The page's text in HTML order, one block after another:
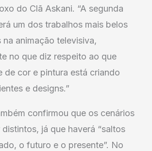
do Clã Askani. “A segunda
um dos trabalhos mais belos
na animação televisiva,
no que diz respeito ao que
de cor e pintura está criando
e designs.”
confirmou que os cenários
distintos, já que haverá “saltos
o futuro e o presente”. No